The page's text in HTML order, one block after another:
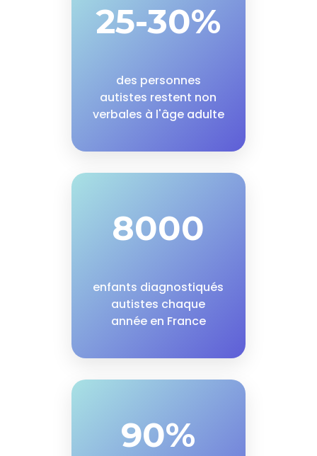
25-30%
des personnes
autistes restent non
verbales à l'âge adulte
8000
enfants diagnostiqués
autistes chaque
année en France
90%